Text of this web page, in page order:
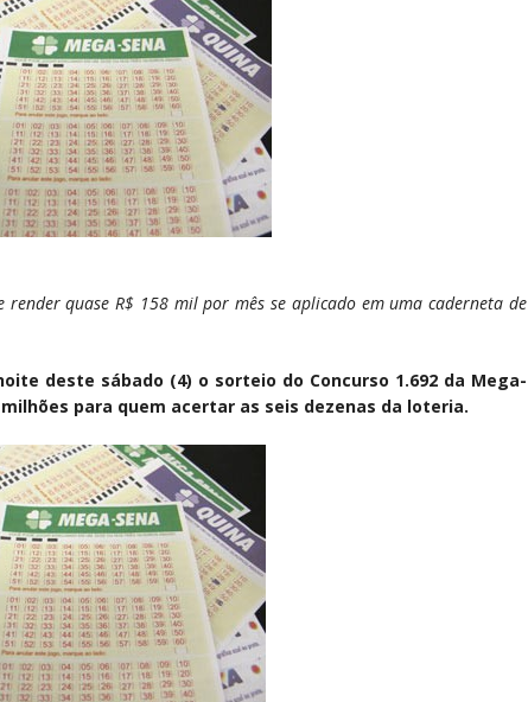
quase R$ 158 mil por mês se aplicado em uma caderneta de
deste sábado (4) o sorteio do Concurso 1.692 da Mega-
para quem acertar as seis dezenas da loteria.